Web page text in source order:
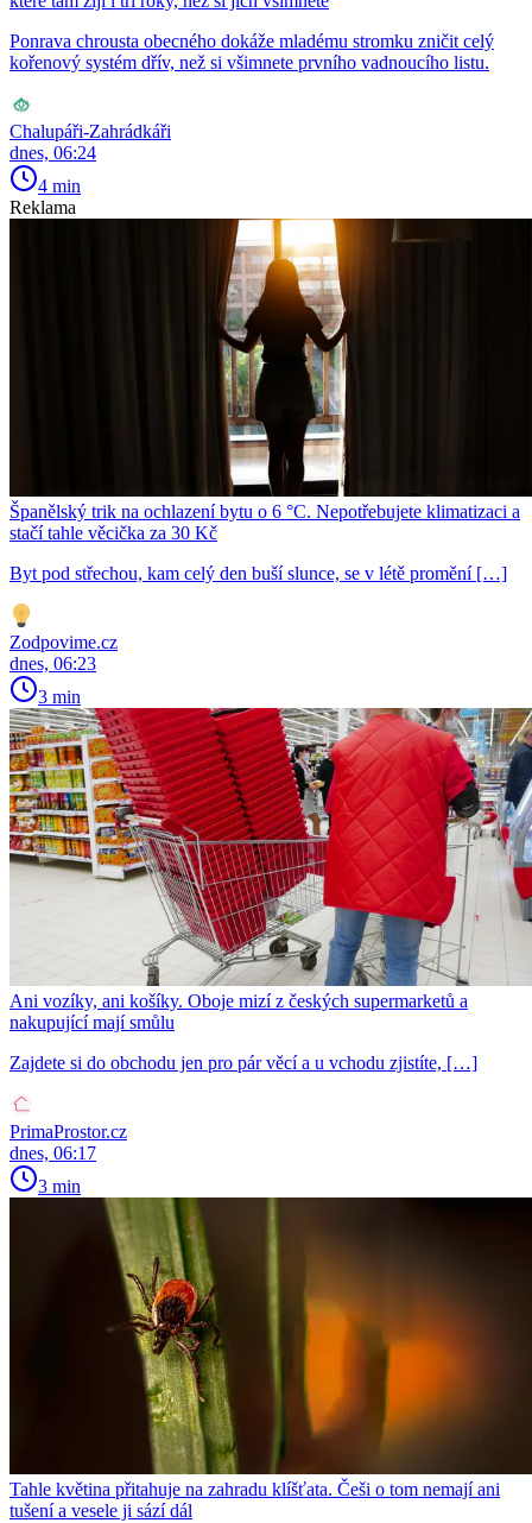
Ponrava chrousta obecného dokáže mladému stromku zničit celý
kořenový systém dřív, než si všimnete prvního vadnoucího listu.
Chalupáři-Zahrádkáři
dnes, 06:24
4 min
Reklama
Španělský trik na ochlazení bytu o 6 °C. Nepotřebujete klimatizaci a
stačí tahle věcička za 30 Kč
Byt pod střechou, kam celý den buší slunce, se v létě promění […]
Zodpovime.cz
dnes, 06:23
3 min
Ani vozíky, ani košíky. Oboje mizí z českých supermarketů a
nakupující mají smůlu
Zajdete si do obchodu jen pro pár věcí a u vchodu zjistíte, […]
PrimaProstor.cz
dnes, 06:17
3 min
Tahle květina přitahuje na zahradu klíšťata. Češi o tom nemají ani
tušení a vesele ji sází dál